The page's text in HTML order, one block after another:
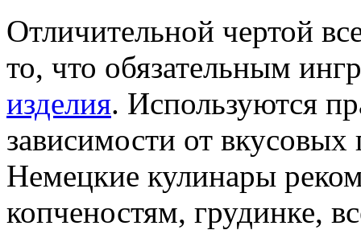
Отличительной чертой
то, что обязательным
изделия. Используются
зависимости от
Немецкие кулинары
копченостям, грудинке,